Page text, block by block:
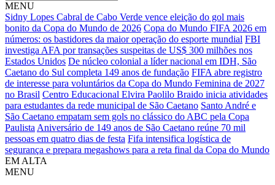
MENU
Sidny Lopes Cabral de Cabo Verde vence eleição do gol mais
bonito da Copa do Mundo de 2026 Copa do Mundo FIFA 2026 em
números: os bastidores da maior operação do esporte mundial FBI
investiga AFA por transações suspeitas de US$ 300 milhões nos
Estados Unidos De núcleo colonial a líder nacional em IDH, São
Caetano do Sul completa 149 anos de fundação FIFA abre registro
de interesse para voluntários da Copa do Mundo Feminina de 2027
no Brasil Centro Educacional Elvira Paolilo Braido inicia atividades
para estudantes da rede municipal de São Caetano Santo André e
São Caetano empatam sem gols no clássico do ABC pela Copa
Paulista Aniversário de 149 anos de São Caetano reúne 70 mil
pessoas em quatro dias de festa Fifa intensifica logística de
segurança e prepara megashows para a reta final da Copa do Mundo
EM ALTA
MENU